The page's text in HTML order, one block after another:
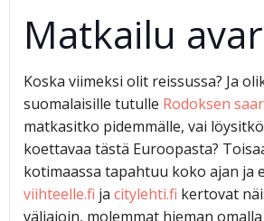
Matkailu
Koska viimeksi olit reissussa? Ja
suomalaisille tutulle Rodoksen
matkasitko pidemmälle, vai
koettavaa tästä Euroopasta?
kotimaassa tapahtuu koko ajan ja
viihteelle.fi ja citylehti.fi kertovat
väliajoin, molemmat hieman